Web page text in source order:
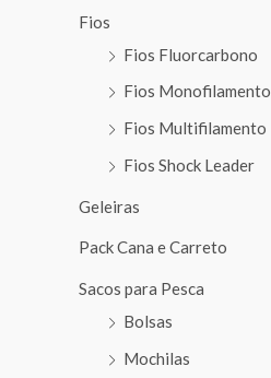
Fios
Fios Fluorcarbono
Fios Monofilamento
Fios Multifilamento
Fios Shock Leader
Geleiras
Pack Cana e Carreto
Sacos para Pesca
Bolsas
Mochilas